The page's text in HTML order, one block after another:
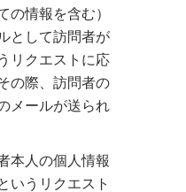
の情報を含む）
として訪問者が
リクエストに応
の際、訪問者の
メールが送られ
本人の個人情報
いうリクエスト